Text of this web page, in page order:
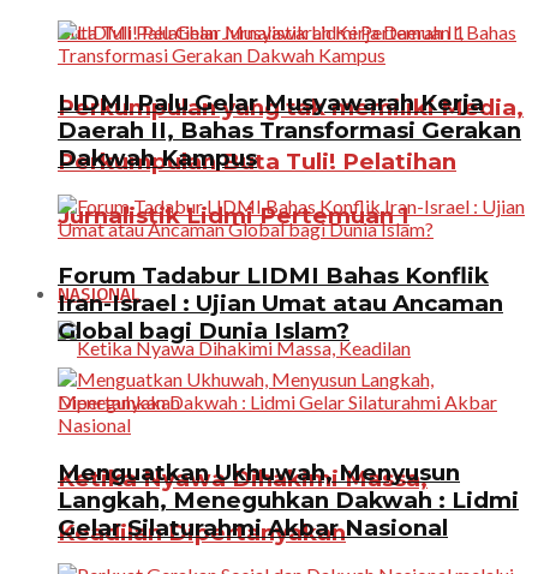
Perkumpulan yang tak memiliki Media,
Perkumpulan Buta Tuli! Pelatihan
Jurnalistik Lidmi Pertemuan 1
NASIONAL
Ketika Nyawa Dihakimi Massa,
Keadilan Dipertanyakan
LIDMI Palu Gelar Musyawarah Kerja
Daerah II, Bahas Transformasi Gerakan
Dakwah Kampus
Forum Tadabur LIDMI Bahas Konflik
Iran-Israel : Ujian Umat atau Ancaman
Global bagi Dunia Islam?
Menguatkan Ukhuwah, Menyusun
Langkah, Meneguhkan Dakwah : Lidmi
Gelar Silaturahmi Akbar Nasional